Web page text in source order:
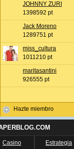
JOHNNY ZURI
1398592 pt
Jack Moreno
1289751 pt
miss_cultura
1011210 pt
maritasantini
926555 pt
Hazte miembro
Casino Estrategia